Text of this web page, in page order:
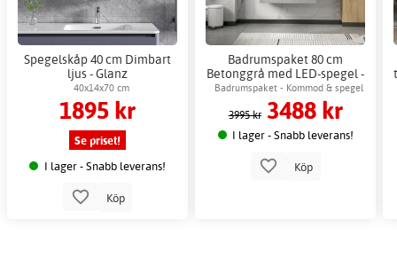
Spegelskåp 40 cm Dimbart
ljus - Glanz
40x14x70 cm
1895 kr
Se priset!
I lager - Snabb leverans!
Köp
Badrumspaket 80 cm
Betonggrå med LED-spegel -
London + 2.00 x Badrumskrok
Badrumspaket - Kommod & spegel
med LED-belysning
3995 kr 3488 kr
I lager - Snabb leverans!
Köp